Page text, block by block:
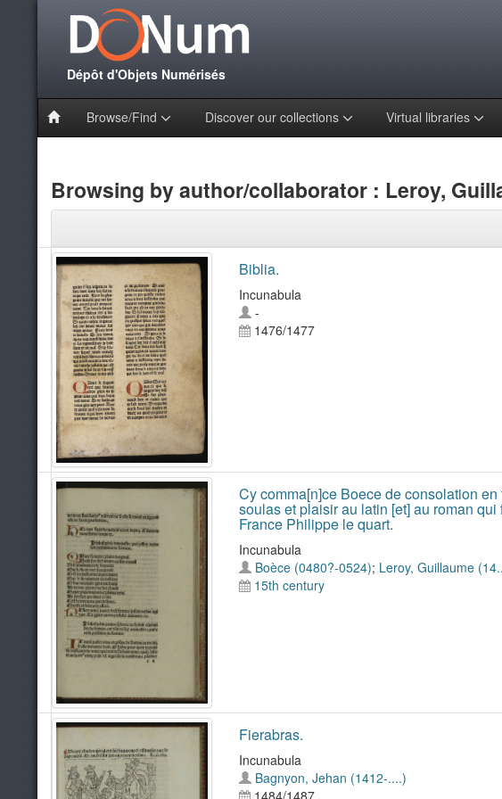
Dépôt d'Objets Numérisés
Browse/Find Discover our collections Virtual libraries
Browsing by author/collaborator : Leroy,
Biblia.
Incunabula
-
1476/1477
Cy comma[n]ce Boece de consolation
soulas et plaisir au latin [et] au roman
France Philippe le quart.
Incunabula
Boèce (0480?-0524); Leroy, Guillaume
15th century
Fierabras.
Incunabula
Bagnyon, Jehan (1412-....)